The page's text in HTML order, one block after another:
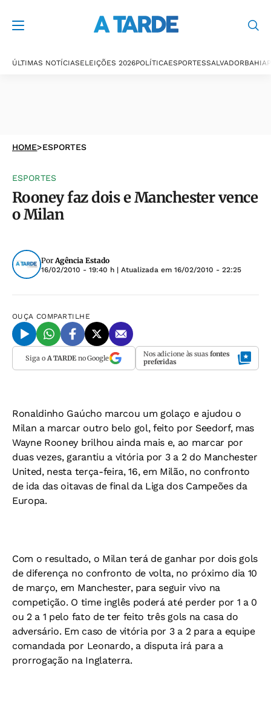
ÚLTIMAS NOTÍCIASELEIÇÕES 2026POLÍTICAESPORTESSALVADORBAHIA
HOME>ESPORTES
ESPORTES
Rooney faz dois e Manchester vence
o Milan
PorAgência Estado
16/02/2010 - 19:40 h | Atualizada em 16/02/2010 - 22:25
OUÇA COMPARTILHE
Siga o A TARDEno Google Nos adicione às suas fontes
preferidas
Ronaldinho Gaúcho marcou um golaço e ajudou o
Milan a marcar outro belo gol, feito por Seedorf, mas
Wayne Rooney brilhou ainda mais e, ao marcar por
duas vezes, garantiu a vitória por 3 a 2 do Manchester
United, nesta terça-feira, 16, em Milão, no confronto
de ida das oitavas de final da Liga dos Campeões da
Europa.
Com o resultado, o Milan terá de ganhar por dois gols
de diferença no confronto de volta, no próximo dia 10
de março, em Manchester, para seguir vivo na
competição. O time inglês poderá até perder por 1 a 0
ou 2 a 1 pelo fato de ter feito três gols na casa do
adversário. Em caso de vitória por 3 a 2 para a equipe
comandada por Leonardo, a disputa irá para a
prorrogação na Inglaterra.